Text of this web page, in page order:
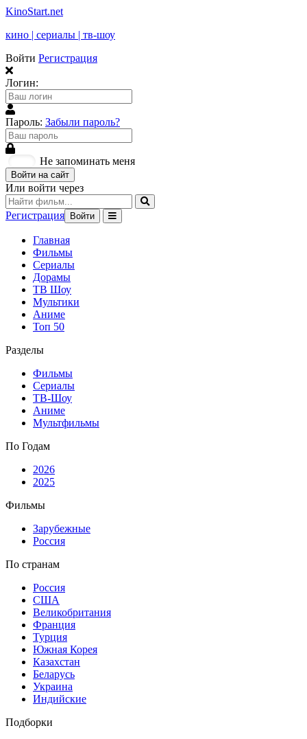
KinoStart.net
кино | сериалы | тв-шоу
Войти Регистрация
Логин:
Пароль: Забыли пароль?
Не запоминать меня
Войти на сайт
Или войти через
Регистрация Войти
Главная
Фильмы
Сериалы
Дорамы
ТВ Шоу
Мультики
Аниме
Топ 50
Разделы
Фильмы
Сериалы
ТВ-Шоу
Аниме
Мультфильмы
По Годам
2026
2025
Фильмы
Зарубежные
Россия
По странам
Россия
США
Великобритания
Франция
Турция
Южная Корея
Казахстан
Беларусь
Украина
Индийские
Подборки